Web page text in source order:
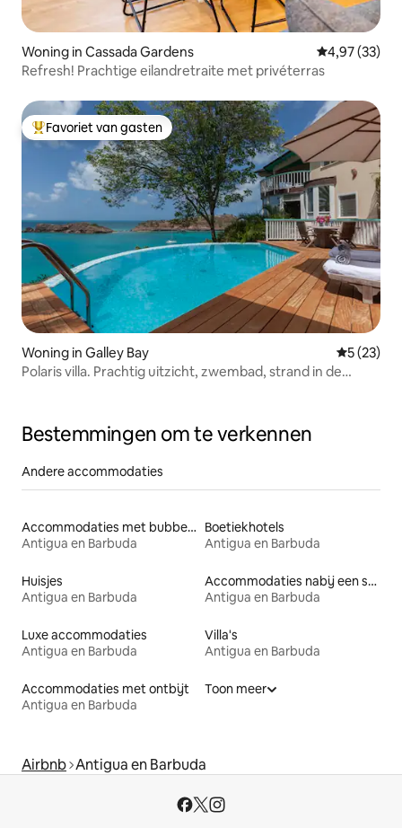
Woning in Cassada Gardens Gemiddelde
4,97 (33)
Refresh! Prachtige eilandretraite met privéterras
Topfavoriet van gasten
Favoriet van gasten
Woning in Galley Bay
5 (23)
Polaris villa. Prachtig uitzicht, zwembad, strand in de
Bestemmingen om te verkennen
Andere accommodaties
Accommodaties met bubbelbad
Antigua en Barbuda
Boetiekhotels
Antigua en Barbuda
Huisjes
Antigua en Barbuda
Accommodaties nabij een strand
Antigua en Barbuda
Luxe accommodaties
Antigua en Barbuda
Villa's
Antigua en Barbuda
Accommodaties met ontbijt
Antigua en Barbuda
Toon meer
Airbnb Antigua en Barbuda